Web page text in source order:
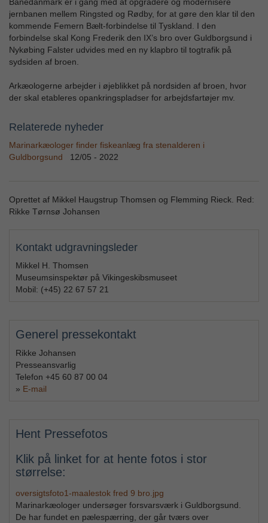
Banedanmark er i gang med at opgradere og modernisere
jernbanen mellem Ringsted og Rødby, for at gøre den klar til den
kommende Femern Bælt-forbindelse til Tyskland. I den
forbindelse skal Kong Frederik den IX’s bro over Guldborgsund i
Nykøbing Falster udvides med en ny klapbro til togtrafik på
sydsiden af broen.
Arkæologerne arbejder i øjeblikket på nordsiden af broen, hvor
der skal etableres opankringspladser for arbejdsfartøjer mv.
Relaterede nyheder
Marinarkæologer finder fiskeanlæg fra stenalderen i
Guldborgsund
12/05 - 2022
Oprettet af Mikkel Haugstrup Thomsen og Flemming Rieck. Red:
Rikke Tørnsø Johansen
Kontakt udgravningsleder
Mikkel H. Thomsen
Museumsinspektør på Vikingeskibsmuseet
Mobil: (+45) 22 67 57 21
Generel pressekontakt
Rikke Johansen
Presseansvarlig
Telefon +45 60 87 00 04
» E-mail
Hent Pressefotos
Klik på linket for at hente fotos i stor
størrelse:
oversigtsfoto1-maalestok fred 9 bro.jpg
Marinarkæologer undersøger forsvarsværk i Guldborgsund.
De har fundet en pælespærring, der går tværs over